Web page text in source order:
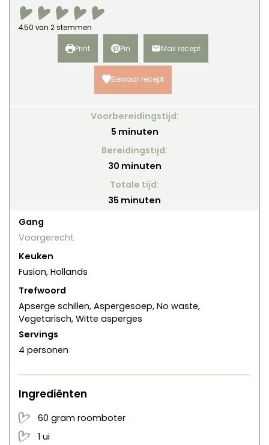
4.50 van 2stemmen
Print Pin Mail recept
Bewaar recept
Voorbereidingstijd:
5minuten
minuten
Bereidingstijd:
30minuten
minuten
Totale tijd:
35 minuten
minuten
Gang
Voorgerecht
Keuken
Fusion, Hollands
Trefwoord
Apserge schillen, Aspergesoep, No waste,
Vegetarisch, Witte asperges
Servings
4 personen
Ingrediënten
60 gram roomboter
1 ui